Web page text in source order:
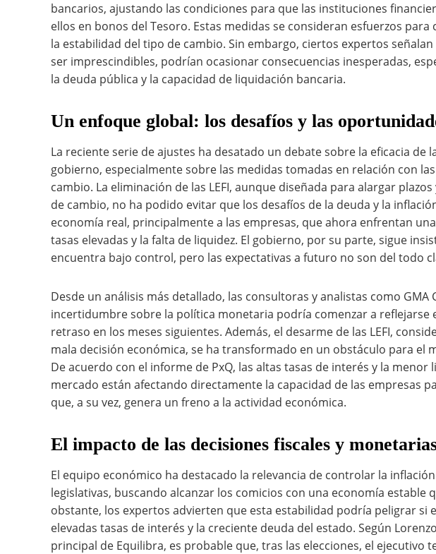
bancarios, ajustando las condiciones para que las instituciones
ellos en bonos del Tesoro. Estas medidas se consideran esfuerzos
la estabilidad del tipo de cambio. Sin embargo, ciertos expertos
ser imprescindibles, podrían ocasionar consecuencias inesperadas,
la deuda pública y la capacidad de liquidación bancaria.
Un enfoque global: los desafíos y las
La reciente serie de ajustes ha desatado un debate sobre la eficacia de
gobierno, especialmente sobre las medidas tomadas en relación con
cambio. La eliminación de las LEFI, aunque diseñada para alargar
de cambio, no ha podido evitar que los desafíos de la deuda y la
economía real, principalmente a las empresas, que ahora enfrentan
tasas elevadas y la falta de liquidez. El gobierno, por su parte, sigue
encuentra bajo control, pero las expectativas a futuro no son del todo
Desde un análisis más detallado, las consultoras y analistas como GMA
incertidumbre sobre la política monetaria podría comenzar a reflejarse
retraso en los meses siguientes. Además, el desarme de las LEFI,
mala decisión económica, se ha transformado en un obstáculo para el
De acuerdo con el informe de PxQ, las altas tasas de interés y la menor
mercado están afectando directamente la capacidad de las empresas
que, a su vez, genera un freno a la actividad económica.
El impacto de las decisiones fiscales y
El equipo económico ha destacado la relevancia de controlar la
legislativas, buscando alcanzar los comicios con una economía estable
obstante, los expertos advierten que esta estabilidad podría peligrar si
elevadas tasas de interés y la creciente deuda del estado. Según
principal de Equilibra, es probable que, tras las elecciones, el ejecutivo